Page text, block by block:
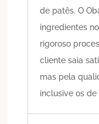
de patês. O
ingredientes
rigoroso
cliente saia
mas pela
inclusive os de